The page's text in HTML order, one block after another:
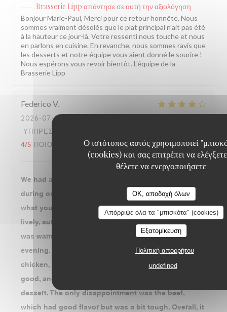
Ο ιστότοπος αυτός χρησιμοποιεί
(cookies) και σας επιτρέπει να ελέγξετε
θέλετε να ενεργοποιήσετε
OK, αποδοχή όλων
Απόρριψε όλα τα "μπισκότα" (cookies)
Εξατομίκευση
Πολιτική απορρήτου
undefined
Brasserie Lipp απάντησε σε αυτή την αξιολόγηση
Bonjour Marie-Paul, Merci pour ce retour honnête. Nous
sommes vraiment désolés que le plat principal n'ait pas été
à la hauteur ce jour-là. Votre ressenti nous touche et nous
en parlons en cuisine. En revanche, nous sommes ravis que
les desserts et notre équipe vous aient donné le sourire !
Nous espérons vous revoir bientôt. L'équipe de la
Brasserie Lipp
Federico V
2026-07-30
ΥΠΗΡΕΣΊΑ
4/5 ΠΟΙΌΤΗΤΑ / ΤΙΜΉ: 4/5
We had a very enjoyable dinner at Brasserie Lipp
during our visit to Paris. The atmosphere is exactly
what you expect from a historic Parisian brasserie:
lively, authentic, and full of character. The service
was warm, attentive, and professional throughout the
evening. We started with the leeks, followed by duck,
chicken, and beef. The duck and chicken were very
good, and we also enjoyed the floating island for
dessert. The only disappointment was the beef,
which had good flavor but was a bit tough. Overall, it